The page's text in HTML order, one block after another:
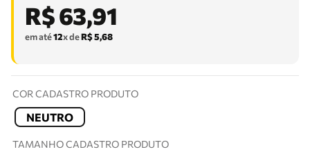
R$63,91
em até12x deR$5,68
COR CADASTRO PRODUTO
NEUTRO
TAMANHO CADASTRO PRODUTO